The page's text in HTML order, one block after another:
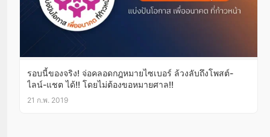
รอบนี้ของจริง! จ่อคลอดกฎหมายไซเบอร์ ล้วงลับถึงโพสต์-
ไลน์-แชต ได้!! โดยไม่ต้องขอหมายศาล!!
21 ก.พ. 2019